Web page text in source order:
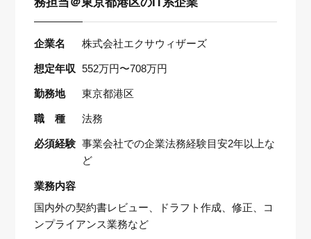
務担当＠東京都港区のIT系企業
企業名 株式会社エクサウィザーズ
想定年収 552万円〜708万円
勤務地 東京都港区
職 種 法務
必須経験 事業会社での企業法務経験目安2年以上な
ど
業務内容
国内外の契約書レビュー、ドラフト作成、修正、コ
ンプライアンス業務など